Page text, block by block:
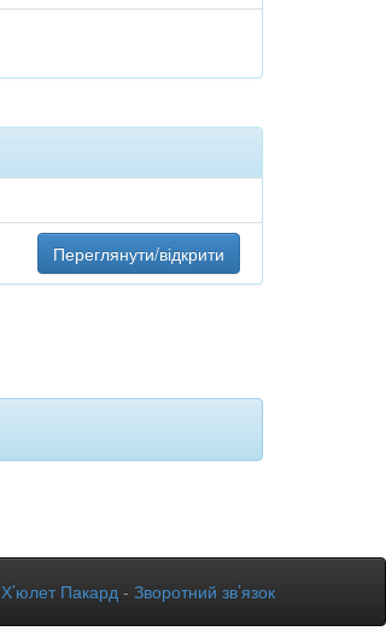
Переглянути/відкрити
Х’юлет Пакард - Зворотний зв’язок